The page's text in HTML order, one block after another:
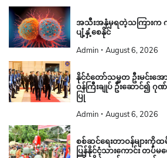
အသီးအနှံမှရတဲ့သကြားက
ပျံ့နှံ့စေနိုင်
Admin August 6, 2026
နိုင်ငံတော်သမ္မတ ဦးမင်းအ
ဝန်ကြီးချုပ် ဦးဆောင်၍
ပြု
Admin August 6, 2026
စစ်ဆင်ရေးတာဝန်များကို
ပြန်နိုင်ငံ့သားကောင်း တပ်မ